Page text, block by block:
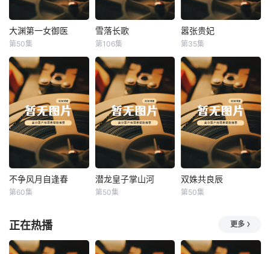
大渊第一女御医
大渊第一女御医
第50集
雪落长歌
雪落长歌
第106集
嚣张贵妃
嚣张贵妃
第35集
不争风月自逢春
不争风月自逢春
第60集
潜龙皇子掌山河
潜龙皇子掌山河
第50集
双姝共良辰
双姝共良辰
第50集
正在热播 更多